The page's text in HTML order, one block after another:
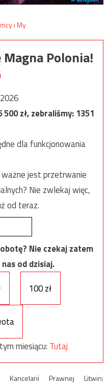
Polonia!
500zł, zebraliśmy:1351
dla funkcjonowania
jest przetrwanie
Nie zwlekaj więc,
od teraz.
Nie czekaj zatem
od dzisiaj.
100 zł
miesiącu: Tutaj
Prawnej Litwin: